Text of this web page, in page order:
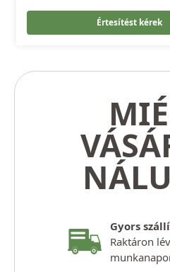
Értesítést kérek
Gyors
Raktáron